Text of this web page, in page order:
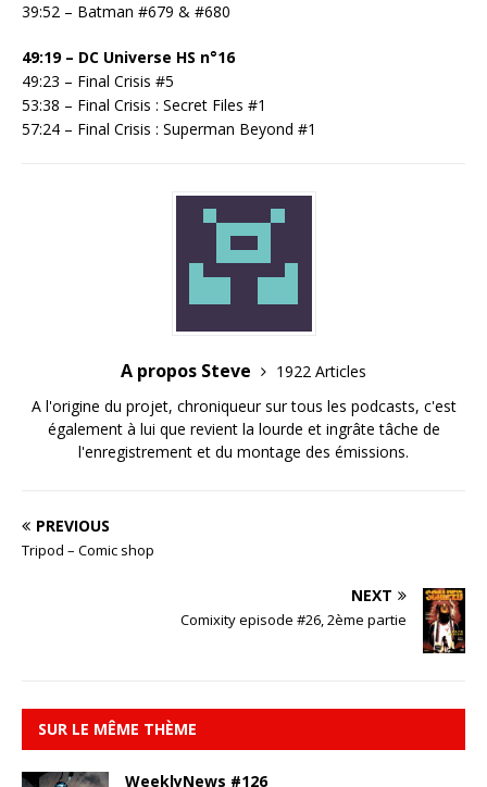
39:52 – Batman #679 & #680
49:19 – DC Universe HS n°16
49:23 – Final Crisis #5
53:38 – Final Crisis : Secret Files #1
57:24 – Final Crisis : Superman Beyond #1
A propos Steve
1922 Articles
A l'origine du projet, chroniqueur sur tous les podcasts, c'est
également à lui que revient la lourde et ingrâte tâche de
l'enregistrement et du montage des émissions.
PREVIOUS
Tripod – Comic shop
NEXT
Comixity episode #26, 2ème partie
SUR LE MÊME THÈME
WeeklyNews #126